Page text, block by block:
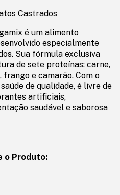
Castrados
é um alimento
especialmente
Sua fórmula exclusiva
de sete proteínas: carne,
frango e camarão. Com o
de qualidade, é livre de
artificiais,
saudável e saborosa
o Produto: